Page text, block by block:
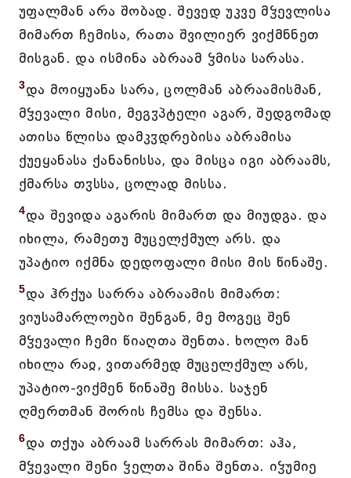
უფალმან არა შობად. შევედ უკვე მჴევლისა
მიმართ ჩემისა, რათა შვილიერ ვიქმნნეთ
მისგან. და ისმინა აბრაამ ჴმისა სარასა.
3და მოიყუანა სარა, ცოლმან აბრაამისმან,
მჴევალი მისი, მეგჳპტელი აგარ, შედგომად
ათისა წლისა დამკჳდრებისა აბრამისა
ქუეყანასა ქანანისსა, და მისცა იგი აბრაამს,
ქმარსა თჳსსა, ცოლად მისსა.
4და შევიდა აგარის მიმართ და მიუდგა. და
იხილა, რამეთუ მუცელქმულ არს. და
უპატიო იქმნა დედოფალი მისი მის წინაშე.
5და ჰრქუა სარრა აბრაამის მიმართ:
ვიუსამარლოები შენგან, მე მოგეც შენ
მჴევალი ჩემი წიაღთა შენთა. ხოლო მან
იხილა რაჲ, ვითარმედ მუცელქმულ არს,
უპატიო-ვიქმენ წინაშე მისსა. საჯენ
ღმერთმან შორის ჩემსა და შენსა.
6და თქუა აბრაამ სარრას მიმართ: აჰა,
მჴევალი შენი ჴელთა შინა შენთა. იჴუმიე